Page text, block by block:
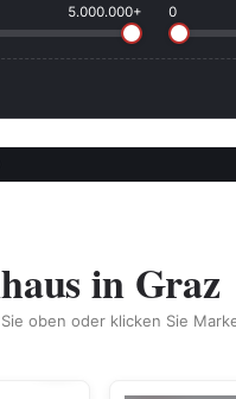
5.000.000+ 0
in Graz
oben oder klicken Sie